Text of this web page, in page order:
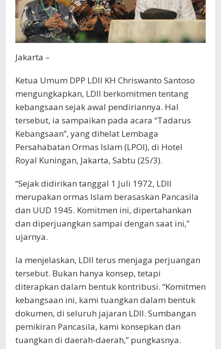
Jakarta –
Ketua Umum DPP LDII KH Chriswanto Santoso
mengungkapkan, LDII berkomitmen tentang
kebangsaan sejak awal pendiriannya. Hal
tersebut, ia sampaikan pada acara “Tadarus
Kebangsaan”, yang dihelat Lembaga
Persahabatan Ormas Islam (LPOI), di Hotel
Royal Kuningan, Jakarta, Sabtu (25/3).
“Sejak didirikan tanggal 1 Juli 1972, LDII
merupakan ormas Islam berasaskan Pancasila
dan UUD 1945. Komitmen ini, dipertahankan
dan diperjuangkan sampai dengan saat ini,”
ujarnya.
Ia menjelaskan, LDII terus menjaga perjuangan
tersebut. Bukan hanya konsep, tetapi
diterapkan dalam bentuk kontribusi. “Komitmen
kebangsaan ini, kami tuangkan dalam bentuk
dokumen, di seluruh jajaran LDII. Sumbangan
pemikiran Pancasila, kami konsepkan dan
tuangkan di daerah-daerah,” pungkasnya.